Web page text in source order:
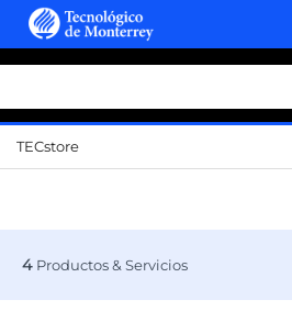
TECstore
4